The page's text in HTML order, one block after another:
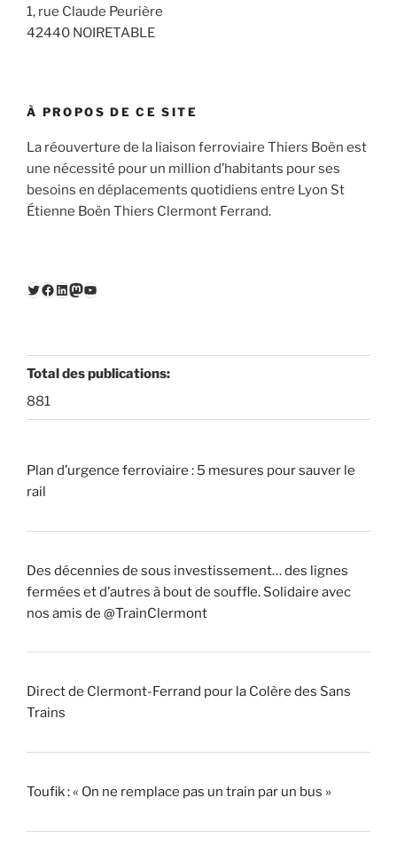
1, rue Claude Peurière
42440 NOIRETABLE
À PROPOS DE CE SITE
La réouverture de la liaison ferroviaire Thiers Boën est
une nécessité pour un million d’habitants pour ses
besoins en déplacements quotidiens entre Lyon St
Étienne Boën Thiers Clermont Ferrand.
Twitter
Facebook
LinkedIn
Mastodon
YouTube
Total des publications:
881
Plan d’urgence ferroviaire : 5 mesures pour sauver le
rail
Des décennies de sous investissement… des lignes
fermées et d’autres à bout de souffle. Solidaire avec
nos amis de @TrainClermont
Direct de Clermont-Ferrand pour la Colère des Sans
Trains
Toufik : « On ne remplace pas un train par un bus »